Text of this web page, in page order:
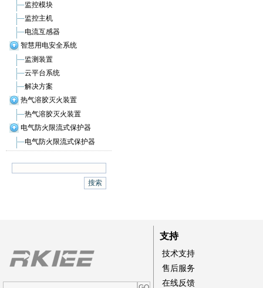
监控模块
监控主机
电流互感器
智慧用电安全系统
监测装置
云平台系统
解决方案
热气溶胶灭火装置
热气溶胶灭火装置
电气防火限流式保护器
电气防火限流式保护器
支持
技术支持
售后服务
在线反馈